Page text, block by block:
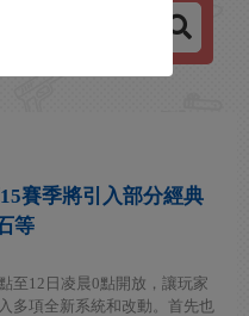
15賽季將引入部分經典
等
至12日凌晨0點開放，讓玩家
多項全新系統和改動。首先也